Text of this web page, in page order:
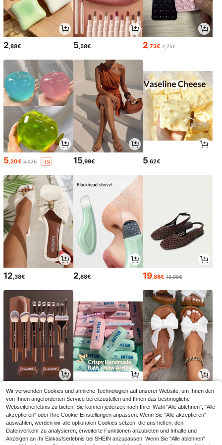
2 ,88€ 5 ,58€ 2 ,73€ 2,75€
5 ,20€ 5,27€ -1% 15 ,99€ 5 ,62€
12,38€ 2,88€ 19,88€ 19,98€
7,58€ 11,18€ 11,39€11,49€
Wir verwenden Cookies und ähnliche Technologien auf unserer Website, um Ihnen den
von Ihnen angeforderten Service bereitzustellen und Ihnen das bestmögliche
Webseitenerlebnis zu bieten. Sie können jederzeit nach Ihrer Wahl "Alle ablehnen", "Alle
akzeptieren" oder Ihre Cookie-Einstellungen anpassen. Wenn Sie "Alle akzeptieren"
auswählen, werden wir alle optionalen Cookies setzen, die uns helfen, den
Datenverkehr zu analysieren, erweiterte Funktionen anzubieten und Inhalte und
Anzeigen an Ihr Einkaufserlebnis bei SHEIN anzupassen. Wenn Sie "Alle ablehnen"